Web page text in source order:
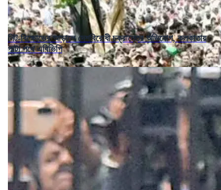
নিট-বিক্ষোভের আড়ালে দেশবিরোধী চক্রান্তের অভিযোগ, কলকাতায়
পাল্টা পথে এবিভিপি